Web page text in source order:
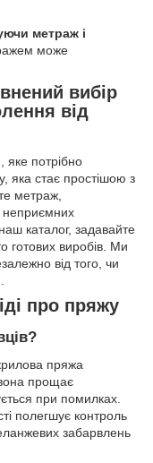
метраж і
може
вибір
від
яке потрібно
яка стає простішою з
метраж,
неприємних
каталог, задавайте
готових виробів. Ми
від того, чи
про пряжу
пряжа
прощає
при помилках.
полегшує контроль
забарвлень